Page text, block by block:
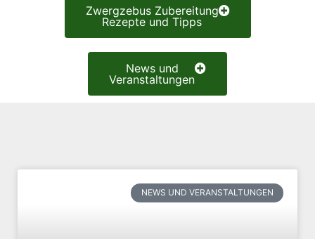
Zwergzebus Zubereitung
Rezepte und Tipps
News und
Veranstaltungen
NEWS UND VERANSTALTUNGEN